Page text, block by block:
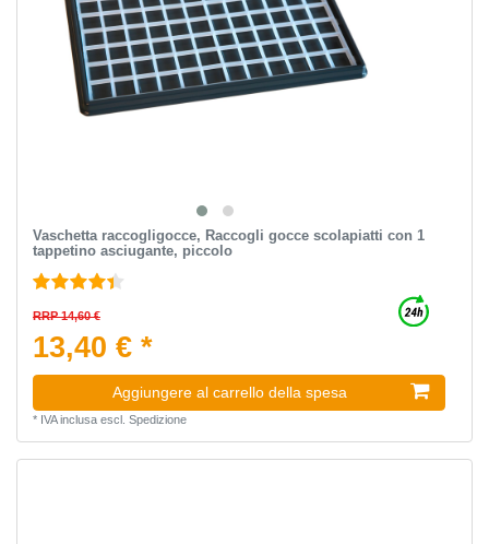
Vaschetta raccogligocce, Raccogli gocce scolapiatti con 1
tappetino asciugante, piccolo
RRP 14,60 €
13,40 € *
Aggiungere al carrello della spesa
* IVA inclusaescl. Spedizione